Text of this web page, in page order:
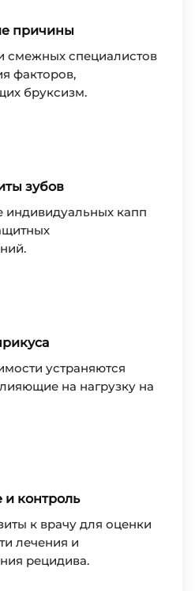
причины
смежных специалистов
факторов,
бруксизм.
зубов
индивидуальных капп
устраняются
на нагрузку на
контроль
к врачу для оценки
лечения и
рецидива.